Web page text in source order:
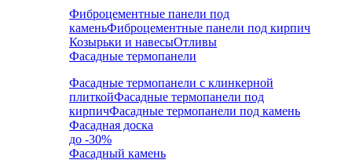
Фиброцементные панели под
каменьФиброцементные панели под кирпич
Козырьки и навесыОтливы
Фасадные термопанели
Фасадные термопанели с клинкерной
плиткойФасадные термопанели под
кирпичФасадные термопанели под камень
Фасадная доска
до -30%
Фасадный камень